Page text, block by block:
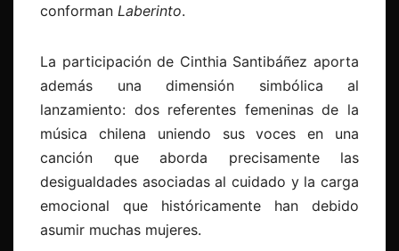
conforman Laberinto.
La participación de Cinthia Santibáñez aporta
además una dimensión simbólica al
lanzamiento: dos referentes femeninas de la
música chilena uniendo sus voces en una
canción que aborda precisamente las
desigualdades asociadas al cuidado y la carga
emocional que históricamente han debido
asumir muchas mujeres.